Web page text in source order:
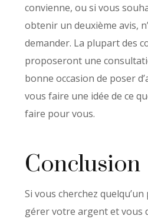
convienne, ou si vous
obtenir un deuxième avis,
demander. La plupart des
proposeront une
bonne occasion de poser
vous faire une idée de ce
faire pour vous.
Conclusion
Si vous cherchez
gérer votre argent et vous